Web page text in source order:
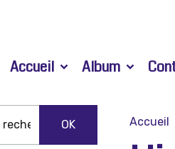
Accueil Album
Accueil
OK